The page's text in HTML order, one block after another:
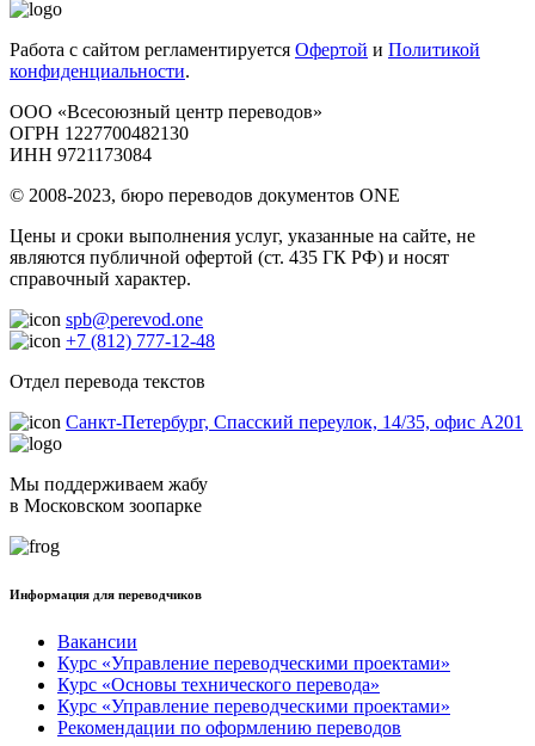
Работа с сайтом регламентируется Офертой и Политикой
конфиденциальности.
ООО «Всесоюзный центр переводов»
ОГРН 1227700482130
ИНН 9721173084
© 2008-2023, бюро переводов документов ONE
Цены и сроки выполнения услуг, указанные на сайте, не
являются публичной офертой (ст. 435 ГК РФ) и носят
справочный характер.
spb@perevod.one
+7 (812) 777-12-48
Отдел перевода текстов
Санкт-Петербург, Спасский переулок, 14/35, офис А201
Мы поддерживаем жабу
в Московском зоопарке
Информация для переводчиков
Вакансии
Курс «Управление переводческими проектами»
Курс «Основы технического перевода»
Курс «Управление переводческими проектами»
Рекомендации по оформлению переводов